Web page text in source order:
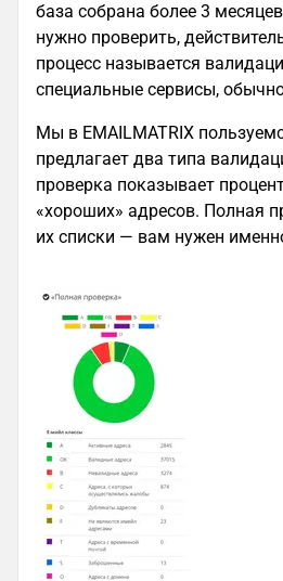
база собрана более 3
нужно проверить,
процесс называется
специальные сервисы,
Мы в EMAILMATRIX
предлагает два типа
проверка показывает
«хороших» адресов. Полная
их списки — вам нужен